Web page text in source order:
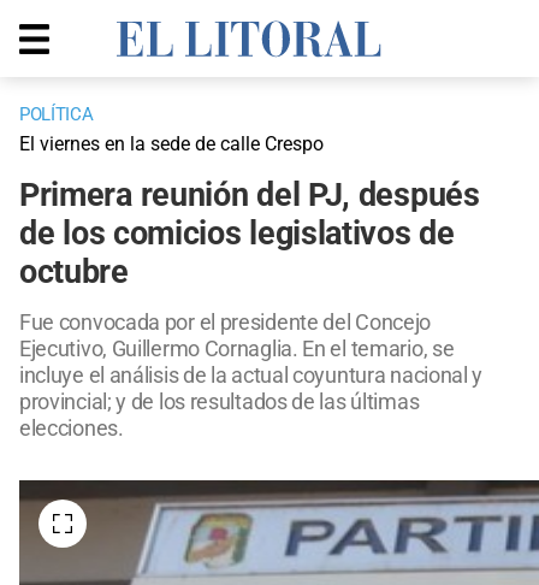
POLÍTICA
El viernes en la sede de calle Crespo
Primera reunión del PJ, después
de los comicios legislativos de
octubre
Fue convocada por el presidente del Concejo
Ejecutivo, Guillermo Cornaglia. En el temario, se
incluye el análisis de la actual coyuntura nacional y
provincial; y de los resultados de las últimas
elecciones.